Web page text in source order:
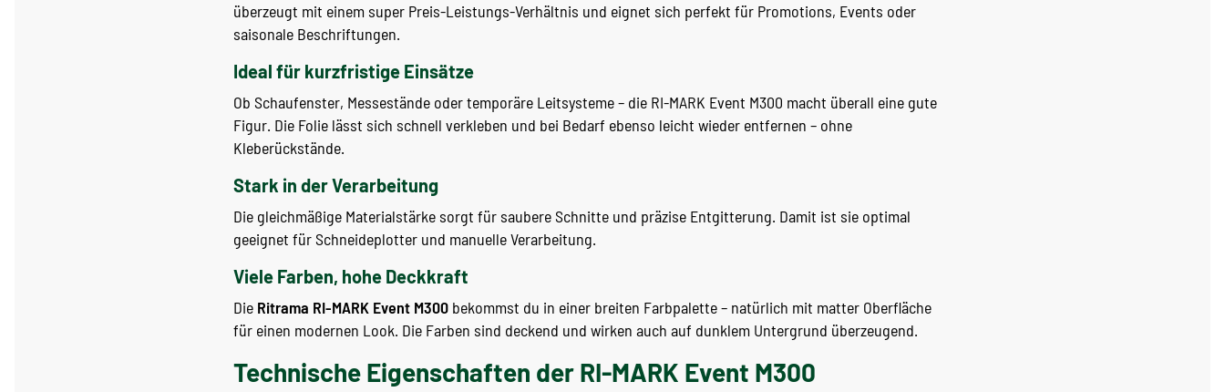
überzeugt mit einem super Preis-Leistungs-Verhältnis und eignet sich perfekt für Promotions, Events oder
saisonale Beschriftungen.
Ideal für kurzfristige Einsätze
Ob Schaufenster, Messestände oder temporäre Leitsysteme – die RI-MARK Event M300 macht überall eine gute
Figur. Die Folie lässt sich schnell verkleben und bei Bedarf ebenso leicht wieder entfernen – ohne
Kleberückstände.
Stark in der Verarbeitung
Die gleichmäßige Materialstärke sorgt für saubere Schnitte und präzise Entgitterung. Damit ist sie optimal
geeignet für Schneideplotter und manuelle Verarbeitung.
Viele Farben, hohe Deckkraft
Die Ritrama RI-MARK Event M300 bekommst du in einer breiten Farbpalette – natürlich mit matter Oberfläche
für einen modernen Look. Die Farben sind deckend und wirken auch auf dunklem Untergrund überzeugend.
Technische Eigenschaften der RI-MARK Event M300